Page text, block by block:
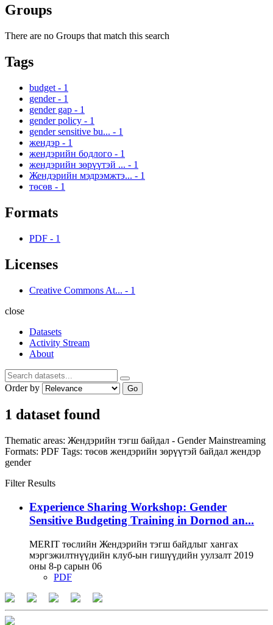
Groups
There are no Groups that match this search
Tags
budget - 1
gender - 1
gender gap - 1
gender policy - 1
gender sensitive bu... - 1
жендэр - 1
жендэрийн бодлого - 1
жендэрийн зөрүүтэй ... - 1
Жендэрийн мэдрэмжтэ... - 1
төсөв - 1
Formats
PDF - 1
Licenses
Creative Commons At... - 1
close
Datasets
Activity Stream
About
Order by Go
1 dataset found
Thematic areas: Жендэрийн тэгш байдал - Gender Mainstreaming
Formats: PDF Tags: төсөв жендэрийн зөрүүтэй байдал жендэр
gender
Filter Results
Experience Sharing Workshop: Gender
Sensitive Budgeting Training in Dornod an...
MERIT төслийн Жендэрийн тэгш байдлыг хангах
мэргэжилтнүүдийн клуб-ын гишүүдийн уулзалт 2019
оны 8-р сарын 06
PDF